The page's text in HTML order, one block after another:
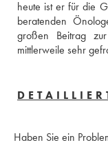
heute ist er für die
beratenden
großen Beitrag
mittlerweile sehr
Haben Sie ein